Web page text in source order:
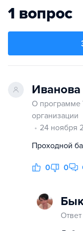
1 вопрос
О программе
организации
24 ноября
Проходной
0 0